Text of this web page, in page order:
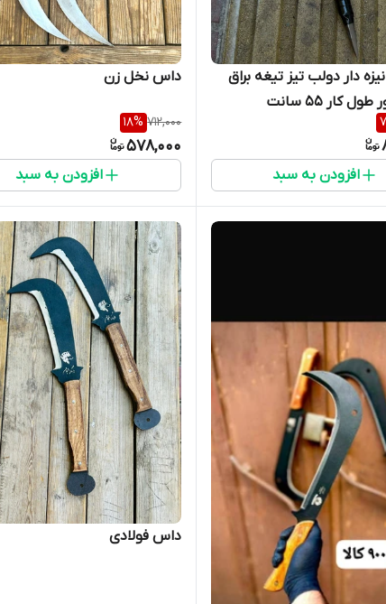
داس سر نیزه دار دولب تیز تیغه براق
7
افزودن به سبد
داس نخل زن
712,000
18%
578,000
افزودن به سبد
داس فولادی